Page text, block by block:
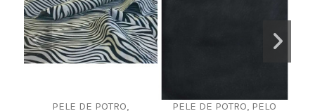
PELE DE POTRO,
PELE DE POTRO, PELO